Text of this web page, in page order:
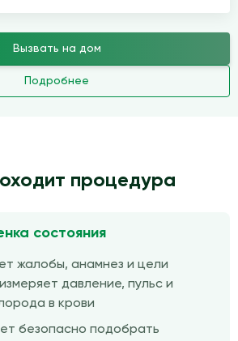
Вызвать на дом
Подробнее
процедура
состояния
жалобы, анамнез и цели
давление, пульс и
в крови
безопасно подобрать